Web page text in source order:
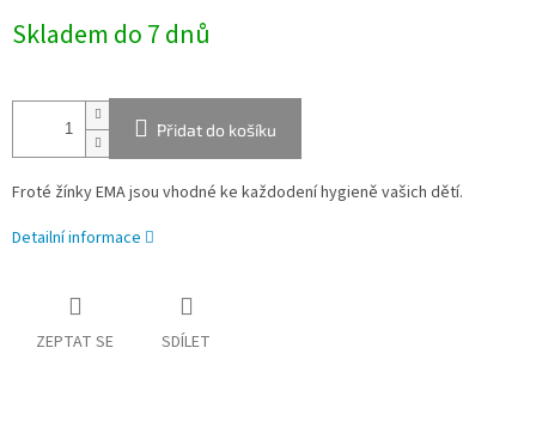
cena:
Skladem do 7 dnů
Přidat do košíku
Froté žínky EMA jsou vhodné ke každodení hygieně vašich dětí.
Detailní informace
ZEPTAT SE SDÍLET